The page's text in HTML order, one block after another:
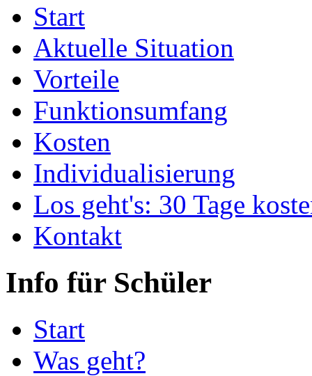
Start
Aktuelle Situation
Vorteile
Funktionsumfang
Kosten
Individualisierung
Los geht's: 30 Tage
Kontakt
Info für Schüler
Start
Was geht?